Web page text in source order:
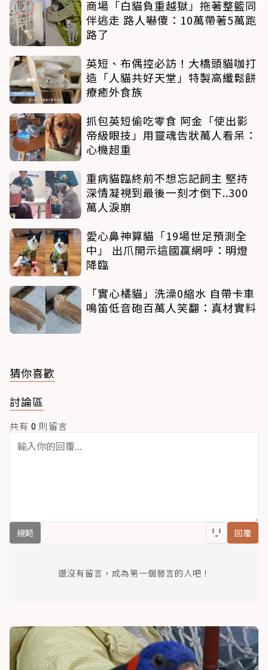
商場「白貓負重越獄」拖著整籃同
伴逃走 路人嚇傻：10萬帶著5萬跑
路了
英短、布偶控必訪！大橋頭貓咖打
造「人貓共好天堂」特製高纖鬆餅
療癒外食族
抓包英短偷吃零食 阿金「使出影
帝級眼技」用靈魂告狀萬人看呆：
心機超重
重病貓臨終前不想忘記飼主 堅持
深情凝視到最後一刻才倒下..300
萬人淚崩
愛心鼻神算貓「19場世足預測全
中」 出爪開示這國贏網呼：明燈
降臨
「實心橘貓」洗澡0縮水 自帶卡車
鳴笛低音砲百萬人笑翻：真材實料
猜你喜歡
討論區
共有 0 則留言
規範 回覆
還沒有留言，成為第一個發言的人吧！